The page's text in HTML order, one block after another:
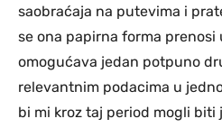
saobraćaja na putevima i
se ona papirna forma prenosi
omogućava jedan potpuno
relevantnim podacima u
bi mi kroz taj period mogli biti